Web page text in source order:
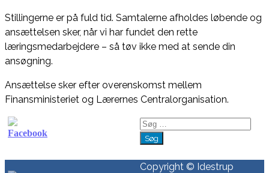
Stillingerne er på fuld tid. Samtalerne afholdes løbende og
ansættelsen sker, når vi har fundet den rette
læringsmedarbejdere – så tøv ikke med at sende din
ansøgning.
Ansættelse sker efter overenskomst mellem
Finansministeriet og Lærernes Centralorganisation.
Søg
efter:
Copyright © Idestrup